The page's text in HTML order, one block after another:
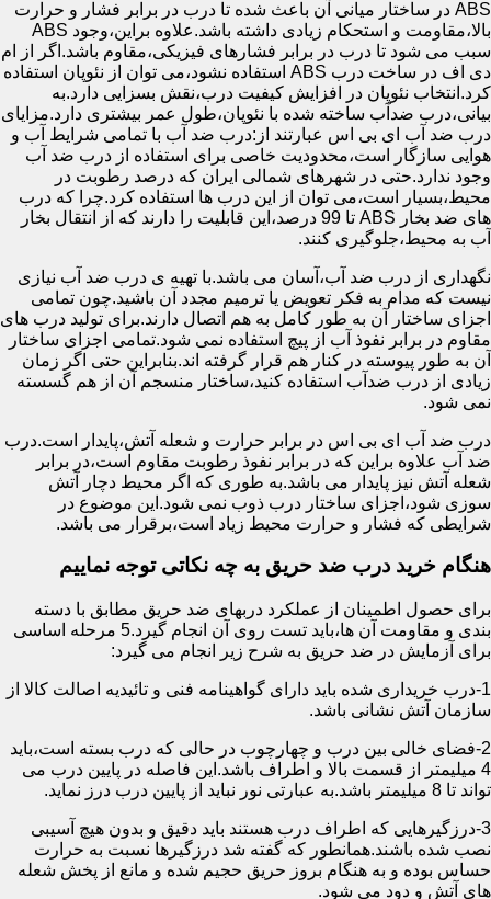
ABS در ساختار میانی آن باعث شده تا درب در برابر فشار و حرارت
بالا،مقاومت و استحکام زیادی داشته باشد.علاوه براین،وجود ABS
سبب می شود تا درب در برابر فشارهای فیزیکی،مقاوم باشد.اگر از ام
دی اف در ساخت درب ABS استفاده نشود،می توان از نئوپان استفاده
کرد.انتخاب نئوپان در افزایش کیفیت درب،نقش بسزایی دارد.به
بیانی،درب ضدآب ساخته شده با نئوپان،طول عمر بیشتری دارد.مزایای
درب ضد آب ای بی اس عبارتند از:درب ضد آب با تمامی شرایط آب و
هوایی سازگار است،محدودیت خاصی برای استفاده از درب ضد آب
وجود ندارد.حتی در شهرهای شمالی ایران که درصد رطوبت در
محیط،بسیار است،می توان از این درب ها استفاده کرد.چرا که درب
های ضد بخار ABS تا 99 درصد،این قابلیت را دارند که از انتقال بخار
آب به محیط،جلوگیری کنند.
نگهداری از درب ضد آب،آسان می باشد.با تهیه ی درب ضد آب نیازی
نیست که مدام به فکر تعویض یا ترمیم مجدد آن باشید.چون تمامی
اجزای ساختار آن به طور کامل به هم اتصال دارند.برای تولید درب های
مقاوم در برابر نفوذ آب از پیچ استفاده نمی شود.تمامی اجزای ساختار
آن به طور پیوسته در کنار هم قرار گرفته اند.بنابراین حتی اگر زمان
زیادی از درب ضدآب استفاده کنید،ساختار منسجم آن از هم گسسته
نمی شود.
درب ضد آب ای بی اس در برابر حرارت و شعله آتش،پایدار است.درب
ضد آب علاوه براین که در برابر نفوذ رطوبت مقاوم است،در برابر
شعله آتش نیز پایدار می باشد.به طوری که اگر محیط دچار آتش
سوزی شود،اجزای ساختار درب ذوب نمی شود.این موضوع در
شرایطی که فشار و حرارت محیط زیاد است،برقرار می باشد.
هنگام خرید درب ضد حریق به چه نکاتی توجه نماییم
برای حصول اطمینان از عملکرد دربهای ضد حریق مطابق با دسته
بندی و مقاومت آن ها،باید تست روی آن انجام گیرد.5 مرحله اساسی
برای آزمایش در ضد حریق به شرح زیر انجام می گیرد:
1-درب خریداری شده باید دارای گواهینامه فنی و تائیدیه اصالت کالا از
سازمان آتش نشانی باشد.
2-فضای خالی بین درب و چهارچوب در حالی که درب بسته است،باید
4 میلیمتر از قسمت بالا و اطراف باشد.این فاصله در پایین درب می
تواند تا 8 میلیمتر باشد.به عبارتی نور نباید از پایین درب درز نماید.
3-درزگیرهایی که اطراف درب هستند باید دقیق و بدون هیچ آسیبی
نصب شده باشند.همانطور که گفته شد درزگیرها نسبت به حرارت
حساس بوده و به هنگام بروز حریق حجیم شده و مانع از پخش شعله
های آتش و دود می شود.